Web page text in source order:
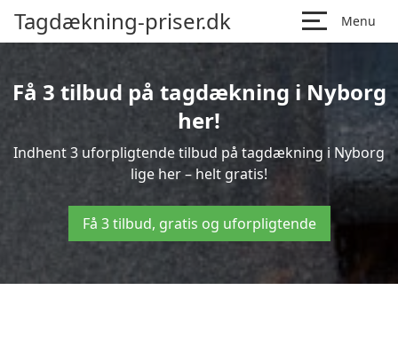
Tagdækning-priser.dk Menu
Få 3 tilbud på tagdækning i Nyborg
her!
Indhent 3 uforpligtende tilbud på tagdækning i Nyborg
lige her – helt gratis!
Få 3 tilbud, gratis og uforpligtende